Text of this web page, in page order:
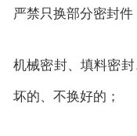
严禁只换部分密封件
机械密封、填料密
坏的、不换好的；